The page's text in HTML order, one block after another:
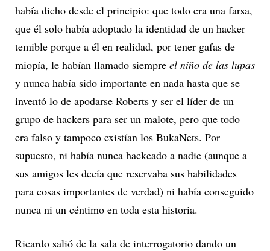
había dicho desde el principio: que todo era una farsa,
que él solo había adoptado la identidad de un hacker
temible porque a él en realidad, por tener gafas de
miopía, le habían llamado siempre el niño de las lupas
y nunca había sido importante en nada hasta que se
inventó lo de apodarse Roberts y ser el líder de un
grupo de hackers para ser un malote, pero que todo
era falso y tampoco existían los BukaNets. Por
supuesto, ni había nunca hackeado a nadie (aunque a
sus amigos les decía que reservaba sus habilidades
para cosas importantes de verdad) ni había conseguido
nunca ni un céntimo en toda esta historia.
Ricardo salió de la sala de interrogatorio dando un